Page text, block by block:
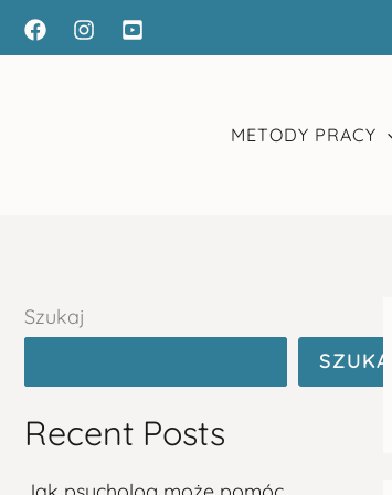
Przejdź
METODY PRACY
Szukaj
SZUKAJ
Recent Posts